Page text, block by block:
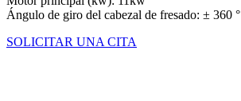
Ángulo de giro del cabezal de fresado: ± 360 °
SOLICITAR UNA CITA